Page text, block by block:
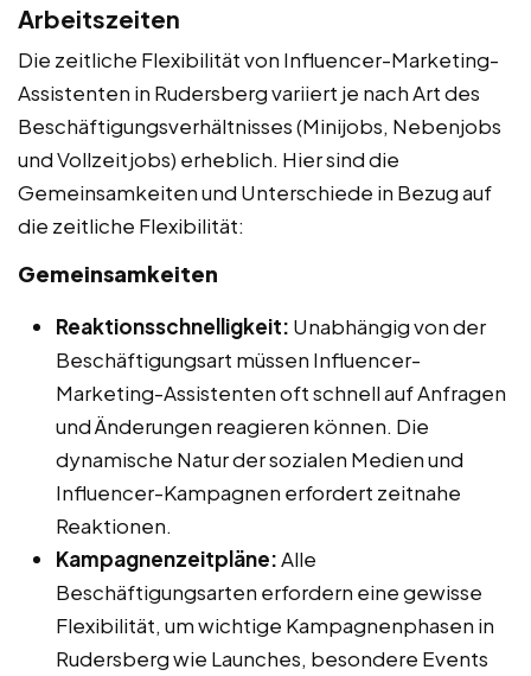
Arbeitszeiten
Die zeitliche Flexibilität von Influencer-Marketing-
Assistenten in Rudersberg variiert je nach Art des
Beschäftigungsverhältnisses (Minijobs, Nebenjobs
und Vollzeitjobs) erheblich. Hier sind die
Gemeinsamkeiten und Unterschiede in Bezug auf
die zeitliche Flexibilität:
Gemeinsamkeiten
Reaktionsschnelligkeit: Unabhängig von der
Beschäftigungsart müssen Influencer-
Marketing-Assistenten oft schnell auf Anfragen
und Änderungen reagieren können. Die
dynamische Natur der sozialen Medien und
Influencer-Kampagnen erfordert zeitnahe
Reaktionen.
Kampagnenzeitpläne:Alle
Beschäftigungsarten erfordern eine gewisse
Flexibilität, um wichtige Kampagnenphasen in
Rudersberg wie Launches, besondere Events